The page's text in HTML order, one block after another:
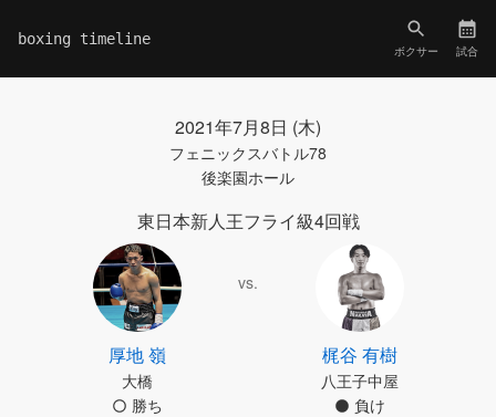
boxing timeline
ボクサー 試合
2021年7月8日 (木)
フェニックスバトル78
後楽園ホール
東日本新人王フライ級4回戦
厚地 嶺
大橋
勝ち
vs.
梶谷 有樹
八王子中屋
負け